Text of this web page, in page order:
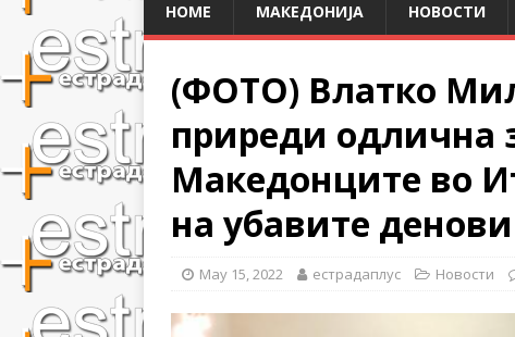
HOME МАКЕДОНИЈА НОВОСТИ
(ФОТО) Влатко
приреди одлична
Македонците во
на убавите денови
May 15, 2022 естрадаплус Новости